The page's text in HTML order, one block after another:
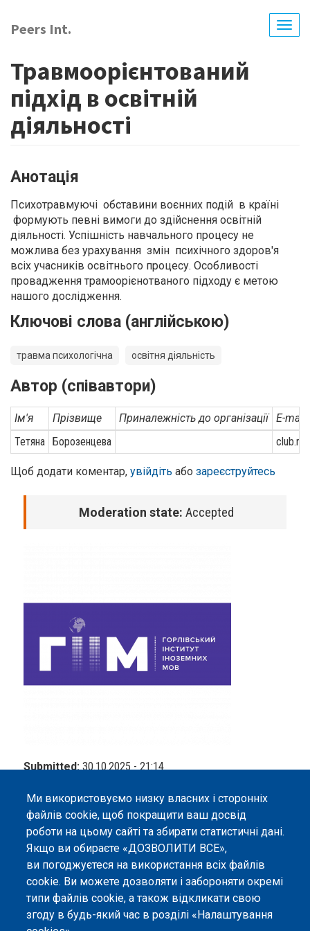
до
основного
Peers Int.
Травмоорієнтований
підхід в освітній
діяльності
Анотація
Психотравмуючі обставини воєнних подій в країні
формують певні вимоги до здійснення освітній
діяльності. Успішність навчального процесу не
можлива без урахування змін психічного здоров'я
всіх учасників освітнього процесу. Особливості
провадження трамоорієнотваного підходу є метою
нашого дослідження.
Ключові слова (англійською)
травма психологічна освітня діяльність
Автор (співавтори)
Ім'я Прізвище Приналежність до організації E-mail
Тетяна Борозенцева
Щоб додати коментар, увійдіть або зареєструйтесь
Moderation state: Accepted
Submitted:30.10.2025 - 21:14
Ми використовуємо низку власних і сторонніх
файлів cookie, щоб покращити ваш досвід
роботи на цьому сайті та збирати статистичні дані.
Якщо ви обираєте «ДОЗВОЛИТИ ВСЕ»,
ви погоджуєтеся на використання всіх файлів
cookie. Ви можете дозволяти і забороняти окремі
типи файлів cookie, а також відкликати свою
згоду в будь-який час в розділі «Налаштування
Peers International , платформа відкритого
рецензування, 2023-2026. |Налаштування файлів
cookie.